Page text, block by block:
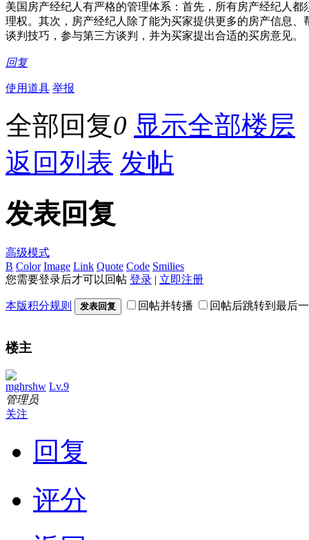
美国房产经纪人有严格的管理体系：首先，所有房产经纪人
理权。其次，房产经纪人除了能为买家提供更多的房产信息
谈判技巧，参与第三方谈判，并为买家提出合适的买房意见。
回复
使用道具 举报
全部回复0 显示全部楼层
返回列表 发帖
发表回复
高级模式
B Color Image Link Quote Code Smilies
您需要登录后才可以回帖 登录 | 立即注册
本版积分规则 发表回复 回帖并转播 回帖后跳转到最后
楼主
mghrshw Lv.9
管理员
关注
回复
评分